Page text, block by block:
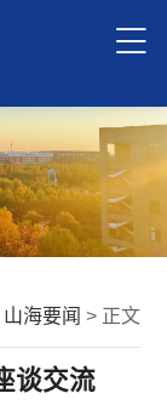
山海要闻 > 正文
谈交流